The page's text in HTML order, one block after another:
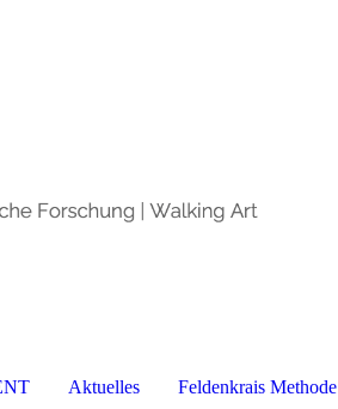
Aktuelles Feldenkrais Methode